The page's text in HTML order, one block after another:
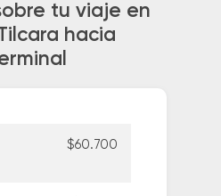
tu viaje en
hacia
$60.700